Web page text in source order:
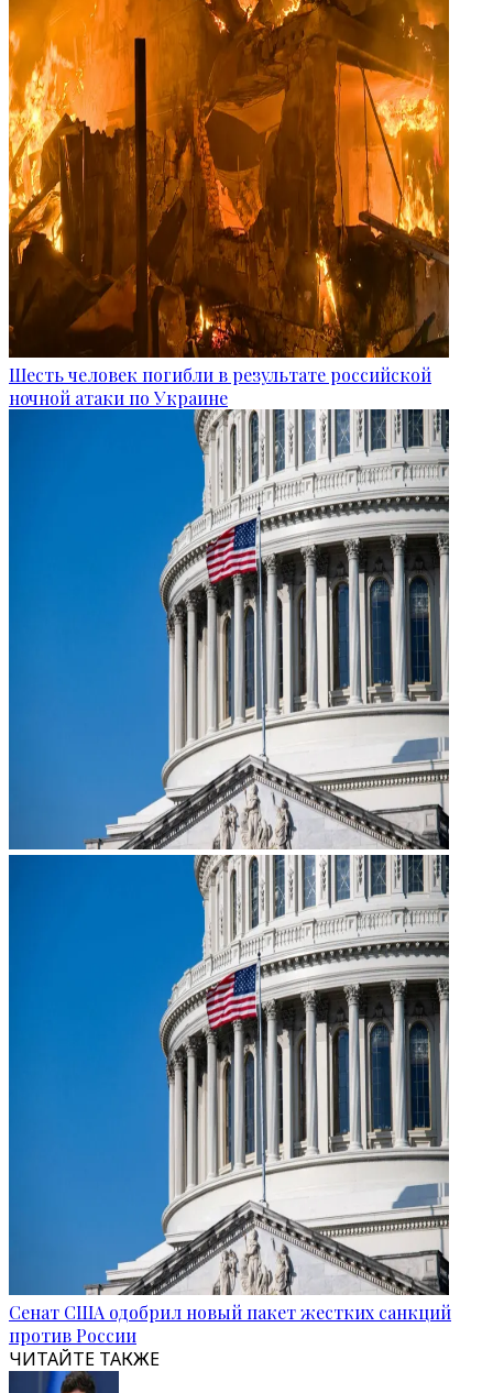
Шесть человек погибли в результате российской
ночной атаки по Украине
Сенат США одобрил новый пакет жестких санкций
против России
ЧИТАЙТЕ ТАКЖЕ